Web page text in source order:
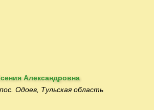
Александровна
Одоев, Тульская область